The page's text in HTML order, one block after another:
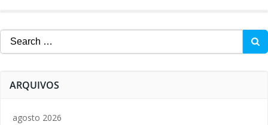
Search
for:
ARQUIVOS
agosto 2026